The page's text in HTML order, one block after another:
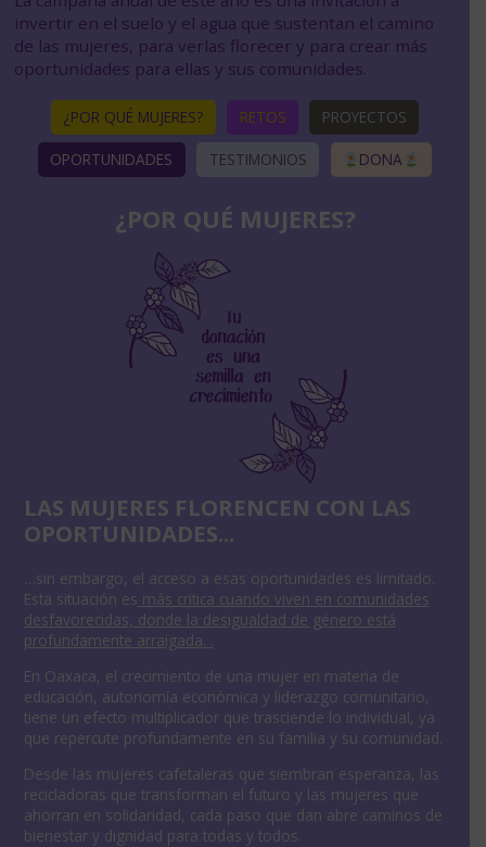
en it
invertir en el suelo y el agua que sustentan el camino
de las mujeres, para verlas florecer y para crear más
oportunidades para ellas y sus comunidades.
¿POR QUÉ MUJERES? RETOS PROYECTOS
OPORTUNIDADES TESTIMONIOS DONA
¿POR QUÉ MUJERES?
LAS MUJERES FLORENCEN CON LAS
OPORTUNIDADES...
…sin embargo, el acceso a esas oportunidades es limitado.
Esta situación es más critica cuando viven en comunidades
desfavorecidas, donde la desigualdad de género está
profundamente arraigada. .
En Oaxaca, el crecimiento de una mujer en materia de
educación, autonomía económica y liderazgo comunitario,
tiene un efecto multiplicador que trasciende lo individual, ya
que repercute profundamente en su familia y su comunidad.
Desde las mujeres cafetaleras que siembran esperanza, las
recicladoras que transforman el futuro y las mujeres que
ahorran en solidaridad, cada paso que dan abre caminos de
bienestar y dignidad para todas y todos.